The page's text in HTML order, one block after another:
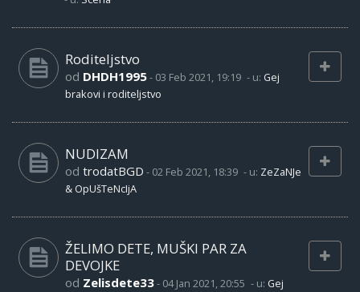
Roditeljstvo
od DHDH1995- 03 Feb 2021, 19:19 - u: Gej
brakovi i roditeljstvo
NUDIZAM
od trodatBGD - 02 Feb 2021, 18:39 - u: ZeZaNJe
& OpUšTeNcIjA
ŽELIMO DETE, MUŠKI PAR ZA
DEVOJKE
od Zelisdete33- 04 Jan 2021, 20:55 - u: Gej